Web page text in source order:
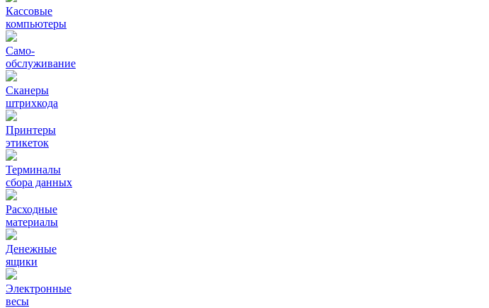
Кассовые
компьютеры
Само-
обслуживание
Сканеры
штрихкода
Принтеры
этикеток
Терминалы
сбора данных
Расходные
материалы
Денежные
ящики
Электронные
весы